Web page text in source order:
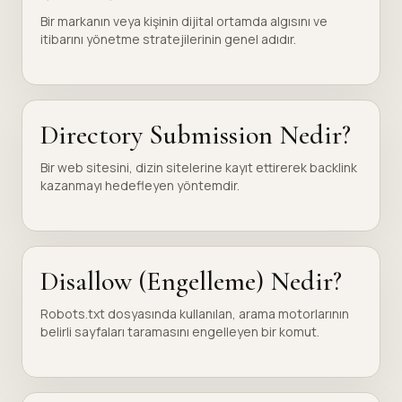
Bir markanın veya kişinin dijital ortamda algısını ve
itibarını yönetme stratejilerinin genel adıdır.
Directory Submission Nedir?
Bir web sitesini, dizin sitelerine kayıt ettirerek backlink
kazanmayı hedefleyen yöntemdir.
Disallow (Engelleme) Nedir?
Robots.txt dosyasında kullanılan, arama motorlarının
belirli sayfaları taramasını engelleyen bir komut.